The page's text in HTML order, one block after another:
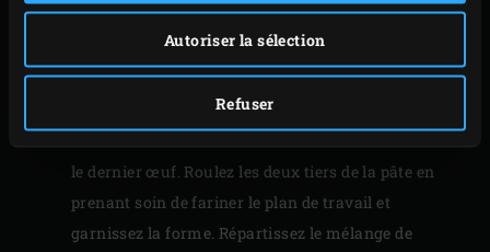
Autoriser la sélection
Refuser
mélangez pour obtenir une pâte de bonne
consistance. Conservez-la dans du film alimentaire
et placez-la 30 minutes au minimum au
le dernier œuf. Roulez les deux tiers de la pâte en
prenant soin de fariner le plan de travail et
garnissez la forme. Répartissez le mélange de